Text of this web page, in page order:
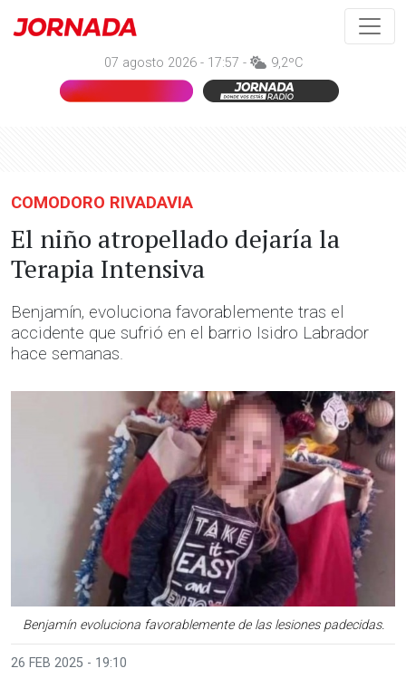
07 agosto 2026 - 17:57 - 9,2ºC
COMODORO RIVADAVIA
El niño atropellado dejaría la
Terapia Intensiva
Benjamín, evoluciona favorablemente tras el
accidente que sufrió en el barrio Isidro Labrador
hace semanas.
Benjamín evoluciona favorablemente de las lesiones padecidas.
26 FEB 2025 - 19:10